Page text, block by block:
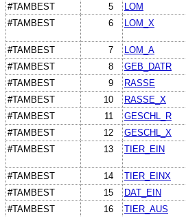
#TAMBEST
5 LOM
#TAMBEST
6 LOM_X
#TAMBEST
7 LOM_A
#TAMBEST
8 GEB_DATR
#TAMBEST
9 RASSE
#TAMBEST
10 RASSE_X
#TAMBEST
11 GESCHL_R
#TAMBEST
12 GESCHL_X
#TAMBEST
13 TIER_EIN
#TAMBEST
14 TIER_EINX
#TAMBEST
15 DAT_EIN
#TAMBEST
16 TIER_AUS